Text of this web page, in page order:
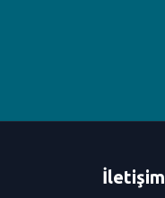
İletişim